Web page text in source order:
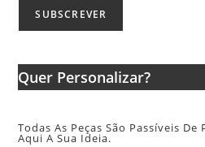
Quer Personalizar?
Todas As Peças São Passíveis
Aqui A Sua Ideia.